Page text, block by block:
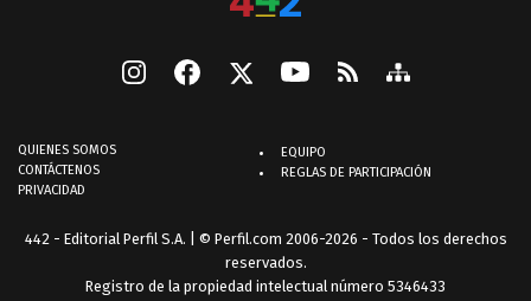
QUIENES SOMOS
CONTÁCTENOS
PRIVACIDAD
EQUIPO
REGLAS DE PARTICIPACIÓN
442 - Editorial Perfil S.A. | © Perfil.com 2006-2026 - Todos los derechos
reservados.
Registro de la propiedad intelectual número 5346433